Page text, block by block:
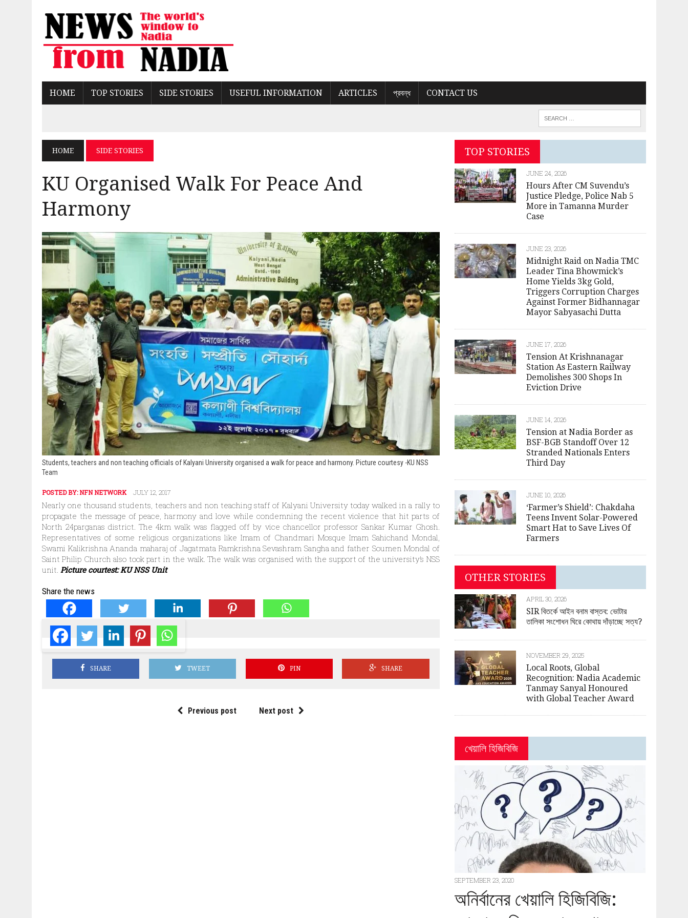
HOME TOP STORIES SIDE STORIES USEFUL INFORMATION ARTICLES প্রবন্ধ CONTACT US
HOME SIDE STORIES
KU Organised Walk For Peace And
Harmony
Students, teachers and non teaching officials of Kalyani University organised a walk for peace and harmony. Picture courtesy -KU NSS
Team
POSTED BY:NFN NETWORK JULY 12, 2017
Nearly one thousand students, teachers and non teaching staff of Kalyani University today walked in a rally to
propagate the message of peace, harmony and love while condemning the recent violence that hit parts of
North 24parganas district. The 4km walk was flagged off by vice chancellor professor Sankar Kumar Ghosh.
Representatives of some religious organizations like Imam of Chandmari Mosque Imam Sahichand Mondal,
Swami Kalikrishna Ananda maharaj of Jagatmata Ramkrishna Sevashram Sangha and father Soumen Mondal of
Saint Philip Church also took part in the walk. The walk was organised with the support of the university’s NSS
unit. Picture courtest: KU NSS Unit
Share the news
SHARE TWEET PIN SHARE
Previous post Next post
TOP STORIES
JUNE 24, 2026
Hours After CM Suvendu’s
Justice Pledge, Police Nab 5
More in Tamanna Murder
Case
JUNE 23, 2026
Midnight Raid on Nadia TMC
Leader Tina Bhowmick’s
Home Yields 3kg Gold,
Triggers Corruption Charges
Against Former Bidhannagar
Mayor Sabyasachi Dutta
JUNE 17, 2026
Tension At Krishnanagar
Station As Eastern Railway
Demolishes 300 Shops In
Eviction Drive
JUNE 14, 2026
Tension at Nadia Border as
BSF-BGB Standoff Over 12
Stranded Nationals Enters
Third Day
JUNE 10, 2026
‘Farmer’s Shield’: Chakdaha
Teens Invent Solar-Powered
Smart Hat to Save Lives Of
Farmers
OTHER STORIES
APRIL 30, 2026
SIR বিতর্কে আইন বনাম বাস্তব: ভোটার
তালিকা সংশোধন ঘিরে কোথায় দাঁড়াচ্ছে সত্য?
NOVEMBER 29, 2025
Local Roots, Global
Recognition: Nadia Academic
Tanmay Sanyal Honoured
with Global Teacher Award
খেয়ালি হিজিবিজি
SEPTEMBER 23, 2020
অনির্বানের খেয়ালি হিজিবিজি: